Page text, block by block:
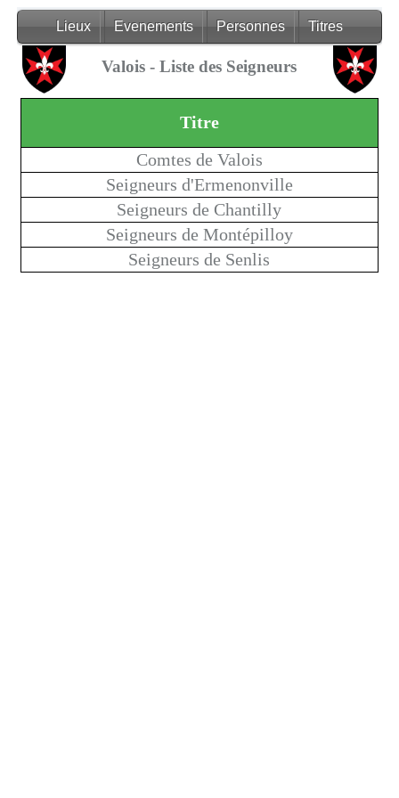
Lieux Evenements Personnes Titres
Valois - Liste des Seigneurs
Titre
Comtes de Valois
Seigneurs d'Ermenonville
Seigneurs de Chantilly
Seigneurs de Montépilloy
Seigneurs de Senlis